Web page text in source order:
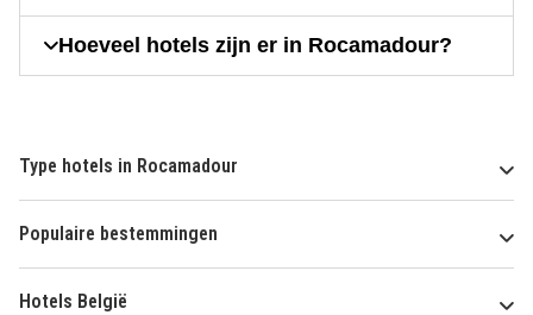
Hoeveel hotels zijn er in Rocamadour?
Type hotels in Rocamadour
Populaire bestemmingen
Hotels België